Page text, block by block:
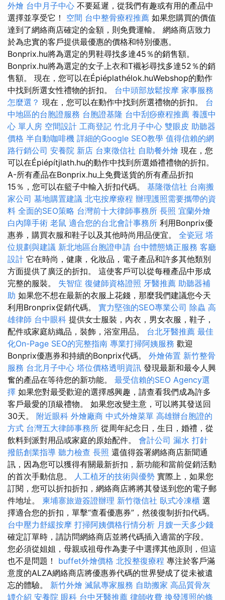
外燴 台中月子中心 不要延遲，從我們有趣或有用的產品中
選擇並享受它！ 空間 台中整骨療程推薦 如果您購買的價值
達到了網絡商店確定的金額，則免費運輸。 網絡商店致力
於為忠實的客戶提供最優惠的價格和特別優惠。
Bonprix.hu將為選定的男鞋尋找多達45％的銷售額。
Bonprix.hu將為選定的女子上衣和T襯衫尋找多達52％的銷
售額。 現在，您可以在Épiéplathélok.huWebshop的動作
中找到所選女性禮物的折扣。 台中頭部放鬆按摩 家事服務
怎麼選？ 現在，您可以在動作中找到所選禮物的折扣。 台
中地區的台胞證服務 台胞證基隆 台中刮痧療程推薦 養護中
心 單人房 空間設計 工商登記 竹北月子中心 雙眼皮 助聽器
價格 半自動咖啡機 詳細的Google SEO教學 值得信賴的網
路行銷公司 安養院 新店 台東徵信社 自助餐外燴 現在，您
可以在Épiépítjlath.hu的動作中找到所選婚禮禮物的折扣。
A-所有產品在Bonprix.hu上免費送貨的所有產品折扣
15％，您可以在籃子中輸入折扣代碼。 基隆徵信社 台南搬
家公司 墓地購置建議 北屯按摩療程 辦理護照需要攜帶的資
料 全面的SEO策略 台灣前十大律師事務所 長照 宜蘭外燴
白內障手術 老鼠 適合您的台北會計事務所 利用Bonprix優
惠券，購買衣服和鞋子以及其他時尚用品便宜。 全瓷冠 塔
位規劃與建議 新北地區台胞證申請 台中體態矯正服務 客廳
設計 它在時尚，健康，化妝品，電子產品和許多其他類別
方面提供了廣泛的折扣。 這使客戶可以從每種產品中形成
完整的服裝。 失智症 復健師資格證照 牙醫推薦 助聽器補
助 如果您不想在最新的衣服上花錢，那麼我們建議您今天
利用Bronprix促銷代碼。 實力堅強的SEO專業公司 除蟲 高
雄律師 台中眼科 提供女士服裝，內衣，男女衣服，鞋子，
配件或家庭紡織品，裝飾，浴室用品。 台北牙醫推薦 最佳
化On-Page SEO的完整指南 專業打掃阿姨服務 歡迎
Bonprix優惠券和持續的Bonprix代碼。 外燴佈置 新竹整骨
服務 台北月子中心 塔位價格透明資訊 發現最新和最令人興
奮的產品在等待您的新功能。 最受信賴的SEO Agency選
擇 如果您對最受歡迎的選擇感興趣，請查看我們成為許多
客戶最愛的頂級禮物。 如果您改變主意，可以將其發送回
30天。 附近眼科 外燴廠商 中式外燴菜單 高雄辦台胞證的
方式 台灣五大律師事務所 從周年紀念日，生日，婚禮，從
飲料到派對用品或家庭的原始配件。 會計公司 漏水 打針
撥筋創業指導 聽力檢查 長照 還值得簽署網絡商店新聞通
訊，因為您可以獲得有關最新折扣，新功能和當前促銷活動
的首次手動信息。 人工植牙的技術與優勢 實際上，如果您
訂閱，您可以折扣折扣，網絡商店將將其發送到您的電子郵
件地址。 柬埔寨旅遊簽證辦理 新竹徵信社 臥式冷凍櫃 選
擇適合您的折扣，單擊“查看優惠券”，然後復制折扣代碼。
台中壓力舒緩按摩 打掃阿姨價格行情分析 月嫂一天多少錢
確定訂單時，請訪問網絡商店並將代碼插入適當的字段。
您必須從姐姐，母親或祖母作為妻子中選擇其他原則，但這
也不是問題！ buffet外燴價格 北投整復療程 專注於客戶滿
意度的ALZA網絡商店將優惠券代碼的世界變成了從未被遺
忘的體驗。 新竹外燴 滅鼠專家服務 自助搬家 高品質骨灰
罈介紹 安養院 眼科 台中牙醫推薦 律師收費 換發護照的條